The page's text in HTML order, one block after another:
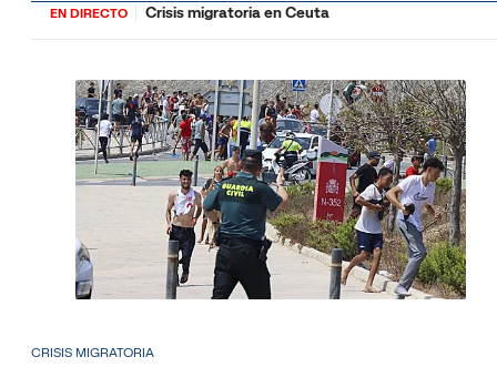
EN DIRECTO Crisis migratoria en Ceuta
CRISIS MIGRATORIA